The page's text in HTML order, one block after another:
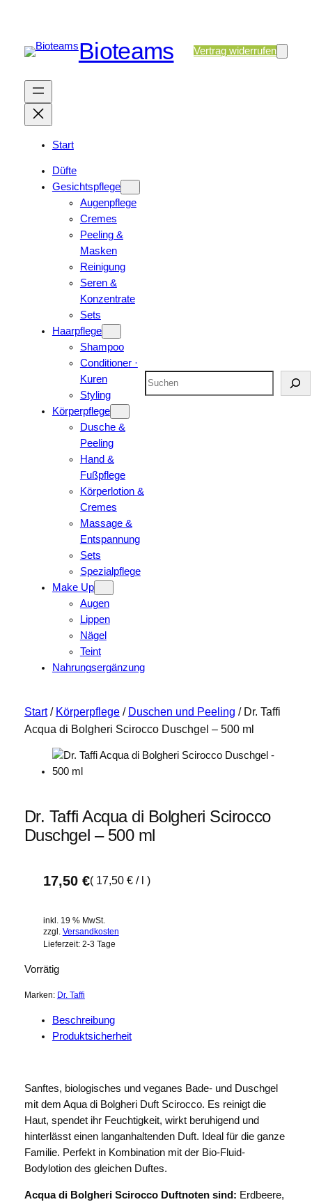
Bioteams Vertrag widerrufen
Start
Düfte
Gesichtspflege
Augenpflege
Cremes
Peeling &
Masken
Reinigung
Seren &
Konzentrate
Sets
Haarpflege
Shampoo
Conditioner ·
Kuren
Styling
Körperpflege
Dusche &
Peeling
Hand &
Fußpflege
Körperlotion &
Cremes
Massage &
Entspannung
Sets
Spezialpflege
Make Up
Augen
Lippen
Nägel
Teint
Nahrungsergänzung
Suchen
Start/ Körperpflege/ Duschen und Peeling / Dr. Taffi
Acqua di Bolgheri Scirocco Duschgel – 500 ml
Dr. Taffi Acqua di Bolgheri Scirocco
Duschgel – 500 ml
17,50 €( 17,50 €/ )
inkl. 19 % MwSt.
zzgl. Versandkosten
Lieferzeit: 2-3 Tage
Vorrätig
Marken: Dr. Taffi
Beschreibung
Produktsicherheit
Sanftes, biologisches und veganes Bade- und Duschgel
mit dem Aqua di Bolgheri Duft Scirocco. Es reinigt die
Haut, spendet ihr Feuchtigkeit, wirkt beruhigend und
hinterlässt einen langanhaltenden Duft. Ideal für die ganze
Familie. Perfekt in Kombination mit der Bio-Fluid-
Bodylotion des gleichen Duftes.
Acqua di Bolgheri Scirocco Duftnoten sind: Erdbeere,